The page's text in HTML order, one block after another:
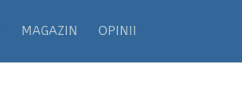
MAGAZIN OPINII